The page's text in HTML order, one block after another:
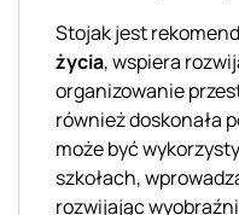
Stojak jest
życia, wspiera
organizowanie
również doskonała
może być
szkołach,
rozwijając